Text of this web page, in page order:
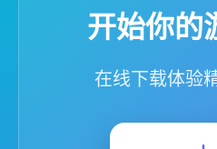
开始你的
在线下载体验